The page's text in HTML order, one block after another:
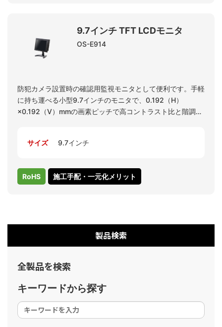
9.7インチ TFT LCDモニタ
OS-E914
防犯カメラ設置時の確認用監視モニタとして便利です。手軽
に持ち運べる小型9.7インチのモニタで、0.192（H）
×0.192（V）mmの画素ピッチで高コントラスト比と階調レ
サイズ
9.7インチ
RoHS 施工手配・一元化メリット
製品検索
全製品を検索
キーワードから探す